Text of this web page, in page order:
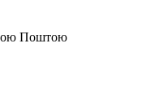
Поштою